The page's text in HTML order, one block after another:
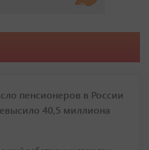
пенсионеров в России
40,5 миллиона